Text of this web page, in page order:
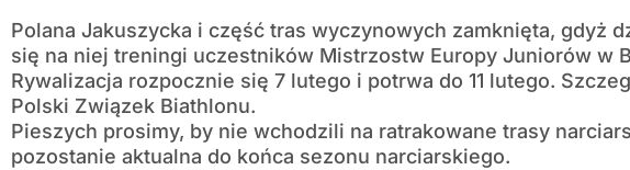
Polana Jakuszycka i część tras wyczynowych zamknięta, gdyż
się na niej treningi uczestników Mistrzostw Europy Juniorów w
Rywalizacja rozpocznie się 7 lutego i potrwa do 11 lutego.
Polski Związek Biathlonu.
Pieszych prosimy, by nie wchodzili na ratrakowane trasy
pozostanie aktualna do końca sezonu narciarskiego.